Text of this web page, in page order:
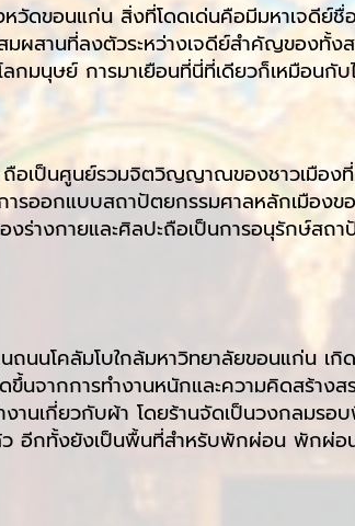
ดขอนแก่น สิ่งที่โดดเด่นคือมีมหาเจดีย์ชื่
มผสานที่ลงตัวระหว่างเจดีย์สำคัญของทั้
ลกมนุษย์ การมาเยือนที่นี่ที่เดียวก็เหมือน
อเป็นศูนย์รวมจิตวิญญาณของชาวเมืองที่
ารออกแบบสถาปัตยกรรมศาลหลักเมือง
ร่างกายและศิลปะถือเป็นการอนุรักษ์ส
ถนนโคลัมโบใกล้มหาวิทยาลัยขอนแก่น เ
จากการทำงานหนักและความคิดสร้างส
านเกี่ยวกับผ้า โดยร้านจัดเป็นวงกลมร
ว อีกทั้งยังเป็นพื้นที่สำหรับพักผ่อน พักผ่อ